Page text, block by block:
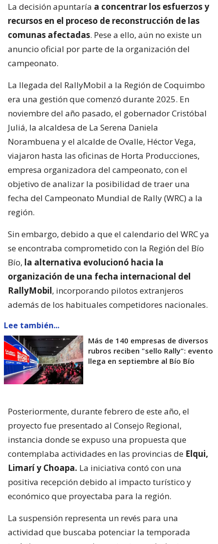
La decisión apuntaría a concentrar los esfuerzos y
recursos en el proceso de reconstrucción de las
comunas afectadas. Pese a ello, aún no existe un
anuncio oficial por parte de la organización del
campeonato.
La llegada del RallyMobil a la Región de Coquimbo
era una gestión que comenzó durante 2025. En
noviembre del año pasado, el gobernador Cristóbal
Juliá, la alcaldesa de La Serena Daniela
Norambuena y el alcalde de Ovalle, Héctor Vega,
viajaron hasta las oficinas de Horta Producciones,
empresa organizadora del campeonato, con el
objetivo de analizar la posibilidad de traer una
fecha del Campeonato Mundial de Rally (WRC) a la
región.
Sin embargo, debido a que el calendario del WRC ya
se encontraba comprometido con la Región del Bío
Bío, la alternativa evolucionó hacia la
organización de una fecha internacional del
RallyMobil, incorporando pilotos extranjeros
además de los habituales competidores nacionales.
Lee también...
Más de 140 empresas de diversos
rubros reciben "sello Rally": evento
llega en septiembre al Bío Bío
Posteriormente, durante febrero de este año, el
proyecto fue presentado al Consejo Regional,
instancia donde se expuso una propuesta que
contemplaba actividades en las provincias de Elqui,
Limarí y Choapa. La iniciativa contó con una
positiva recepción debido al impacto turístico y
económico que proyectaba para la región.
La suspensión representa un revés para una
actividad que buscaba potenciar la temporada